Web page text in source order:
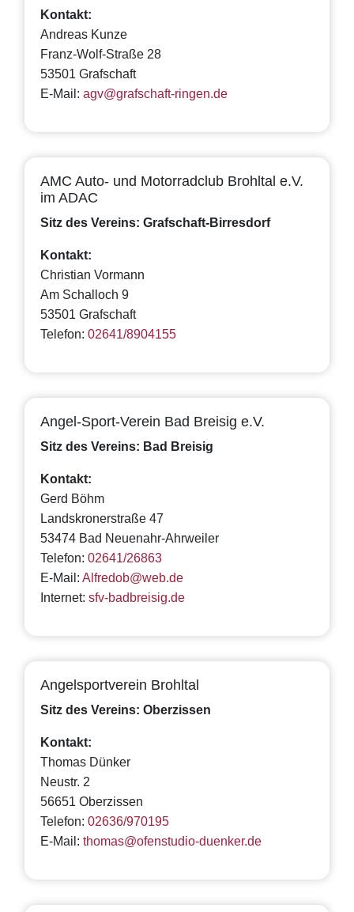
Kontakt:
Andreas Kunze
Franz-Wolf-Straße 28
53501 Grafschaft
E-Mail: agv@grafschaft-ringen.de
AMC Auto- und Motorradclub Brohltal e.V.
im ADAC
Sitz des Vereins: Grafschaft-Birresdorf
Kontakt:
Christian Vormann
Am Schalloch 9
53501 Grafschaft
Telefon: 02641/8904155
Angel-Sport-Verein Bad Breisig e.V.
Sitz des Vereins: Bad Breisig
Kontakt:
Gerd Böhm
Landskronerstraße 47
53474 Bad Neuenahr-Ahrweiler
Telefon: 02641/26863
E-Mail: Alfredob@web.de
Internet: sfv-badbreisig.de
Angelsportverein Brohltal
Sitz des Vereins: Oberzissen
Kontakt:
Thomas Dünker
Neustr. 2
56651 Oberzissen
Telefon: 02636/970195
E-Mail: thomas@ofenstudio-duenker.de